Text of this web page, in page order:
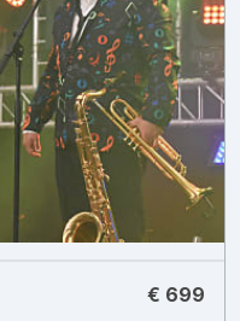
€ 699